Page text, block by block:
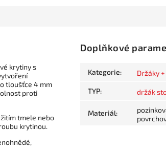
krytiny s
tloušťce 4 mm
proti
tmele nebo
krytinou.
Doplňkové
Kategorie: Držáky
TYP: držák
Materiál: